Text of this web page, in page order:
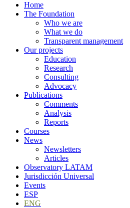
Home
The Foundation
Who we are
What we do
Transparent management
Our projects
Education
Research
Consulting
Advocacy
Publications
Comments
Analysis
Reports
Courses
News
Newsletters
Articles
Observatory LATAM
Jurisdicción Universal
Events
ESP
ENG